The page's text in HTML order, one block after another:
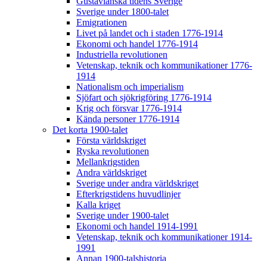
Sverige under 1800-talet
Emigrationen
Livet på landet och i staden 1776-1914
Ekonomi och handel 1776-1914
Industriella revolutionen
Vetenskap, teknik och kommunikationer 1776-
1914
Nationalism och imperialism
Sjöfart och sjökrigföring 1776-1914
Krig och försvar 1776-1914
Kända personer 1776-1914
Det korta 1900-talet
Första världskriget
Ryska revolutionen
Mellankrigstiden
Andra världskriget
Sverige under andra världskriget
Efterkrigstidens huvudlinjer
Kalla kriget
Sverige under 1900-talet
Ekonomi och handel 1914-1991
Vetenskap, teknik och kommunikationer 1914-
1991
Annan 1900-talshistoria